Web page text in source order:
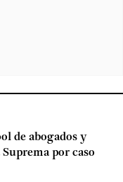
de abogados y
por caso